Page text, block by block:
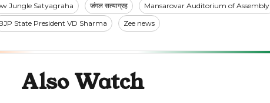
Jungle Satyagraha जंगल सत्याग्रह
Mansarovar Auditorium of Assembly
State President VD Sharma Zee news
Also Watch